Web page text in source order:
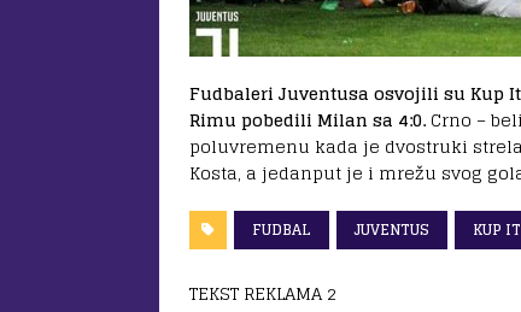
Fudbaleri Juventusa osvojili su Kup
Rimu pobedili Milan sa 4:0. Crno –
poluvremenu kada je dvostruki
Kosta, a jedanput je i mrežu svog
FUDBAL JUVENTUS KUP
TEKST REKLAMA 2